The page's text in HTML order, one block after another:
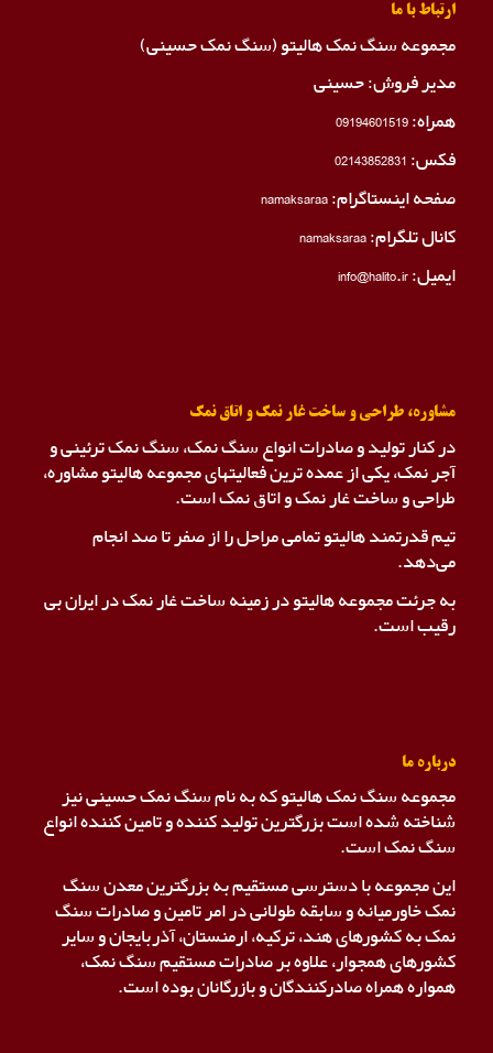
ارتباط با ما
مجموعه سنگ نمک هالیتو (سنگ نمک حسینی)
مدیر فروش: حسینی
همراه:09194601519
فکس:02143852831
صفحه اینستاگرام:namaksaraa
کانال تلگرام:namaksaraa
ایمیل: info@halito.ir
مشاوره، طراحی و ساخت غار نمک و اتاق نمک
در کنار تولید و صادرات انواع سنگ نمک، سنگ نمک ترئینی و
آجر نمک، یکی از عمده ترین فعالیتهای مجموعه هالیتو مشاوره،
طراحی و ساخت غار نمک و اتاق نمک است.
تیم قدرتمند هالیتو تمامی مراحل را از صفر تا صد انجام
می‌دهد.
به جرئت مجموعه هالیتو در زمینه ساخت غار نمک در ایران بی
رقیب است.
درباره ما
مجموعه سنگ نمک هالیتو که به نام سنگ نمک حسینی نیز
شناخته شده است بزرگترین تولید کننده و تامین کننده انواع
سنگ نمک است.
این مجموعه با دسترسی مستقیم به بزرگترین معدن سنگ
نمک خاورمیانه و سابقه طولانی در امر تامین و صادرات سنگ
نمک به کشورهای هند، ترکیه، ارمنستان، آذربایجان و سایر
کشورهای همجوار، علاوه بر صادرات مستقیم سنگ نمک،
همواره همراه صادرکنندگان و بازرگانان بوده است.